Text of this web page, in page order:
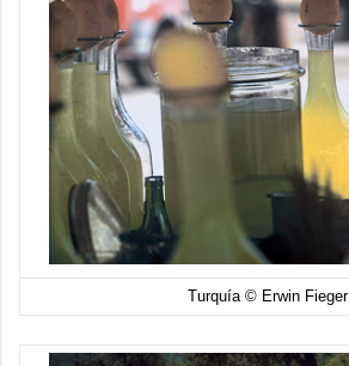
Turquía © Erwin Fieger